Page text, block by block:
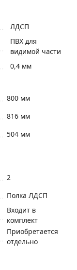
ЛДСП
ПВХ для
видимой части
0,4 мм
800 мм
816 мм
504 мм
2
Полка ЛДСП
Входит в
комплект
Приобретается
отдельно